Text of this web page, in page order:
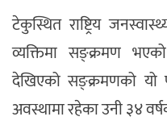
टेकुस्थित राष्ट्रिय
व्यक्तिमा सङ्क्रमण
देखिएको सङ्क्रमणको यो
अवस्थामा रहेका उनी ३४